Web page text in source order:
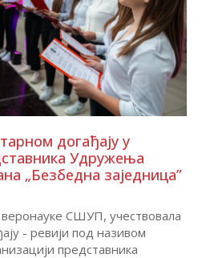
догађају у
Удружења
„Безбедна заједница”
веронауке СШУП, учествовала
- ревији под називом
представника